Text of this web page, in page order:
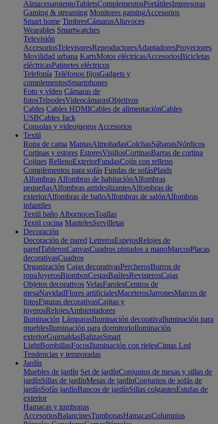
AlmacenamientoTabletsComplementosPortátilesImpresoras
Gaming & streaming Monitores gamingAccesorios
Smart home TimbresCámarasAltavoces
Wearables Smartwatches
Televisión
AccesoriosTelevisoresReproductoresAdaptadoresProyectores
Movilidad urbana KartsMotos eléctricasAccesoriosBicicletas
eléctricasPatinetes eléctricos
Telefonía Teléfonos fijosGadgets y
complementosSmartphones
Foto y vídeo Cámaras de
fotosTrípodesVideocámarasObjetivos
Cables Cables HDMICables de alimentaciónCables
USBCables Jack
Consolas y videojuegos Accesorios
Textil
Ropa de cama MantasAlmohadasColchasSábanasNórdicos
Cortinas y estores EstoresVisillosCortinasBarras de cortina
Cojines RellenoExteriorFundasCojín con relleno
Complementos para sofás Fundas de sofásPlaids
Alfombras Alfombras de habitaciónAlfombras
pequeñasAlfombras antideslizantesAlfombras de
exteriorAlfombras de bañoAlfombras de salónAlfombras
infantiles
Textil baño AlbornocesToallas
Textil cocina MantelesServilletas
Decoración
Decoración de pared LetrerosEspejosRelojes de
paredTablerosCanvasCuadros pintados a manoMarcosPlacas
decorativasCuadros
Organización Cajas decorativasPercherosBurros de
ropaJoyerosBiombosCestasBaúlesRevisterosCajas
Objetos decorativos VelasFarolesCentros de
mesaNavidadFlores artificialesMaceterosJarronesMarcos de
fotosFiguras decorativasCajitas y
joyerosRelojesAmbientadores
Iluminación LámparasIluminación decorativaIluminación para
mueblesIluminación para dormitorioIluminación
exteriorGuirnaldasBalizasSmart
LightBombillasFocosIluminación con rielesCintas Led
Tendencias y temporadas
Jardín
Muebles de jardín Set de jardínConjuntos de mesas y sillas de
jardínSillas de jardínMesas de jardínConjuntos de sofás de
jardínSofás jardínBancos de jardínSillas colgantesEstufas de
exterior
Hamacas y tumbonas
AccesoriosBalancinesTumbonasHamacasColumpios